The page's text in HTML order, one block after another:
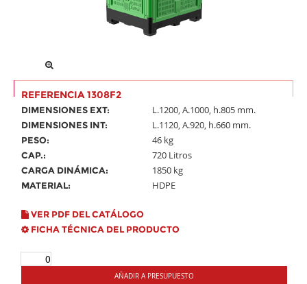
REFERENCIA 1308F2
DIMENSIONES EXT: L.1200, A.1000, h.805 mm.
DIMENSIONES INT: L.1120, A.920, h.660 mm.
PESO: 46 kg
CAP.: 720 Litros
CARGA DINÁMICA: 1850 kg
MATERIAL: HDPE
VER PDF DEL CATÁLOGO
FICHA TÉCNICA DEL PRODUCTO
AÑADIR A PRESUPUESTO